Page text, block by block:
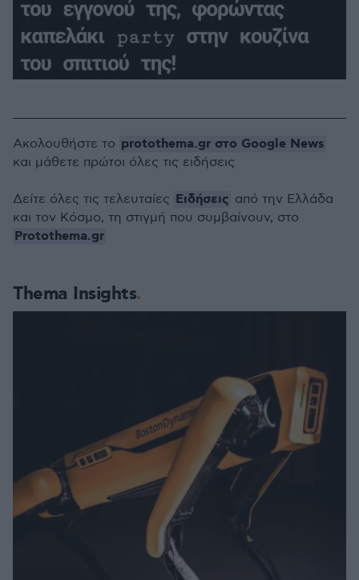
Thema Insights
Ακολουθήστε το protothema.gr στο Google News
και μάθετε πρώτοι όλες τις ειδήσεις
Δείτε όλες τις τελευταίες Ειδήσεις από την Ελλάδα
και τον Κόσμο, τη στιγμή που συμβαίνουν, στο
Protothema.gr